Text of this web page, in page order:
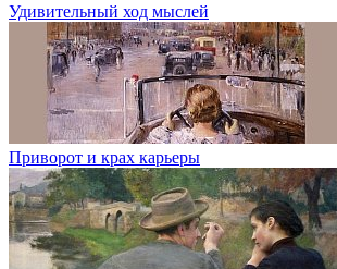
Удивительный ход мыслей
Приворот и крах карьеры